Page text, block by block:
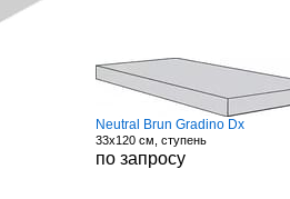
Neutral Brun Gradino Dx
33x120 см, ступень
по запросу